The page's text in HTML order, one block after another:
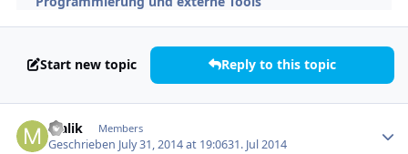
Start new topic Reply to this topic
Malik Members
Geschrieben July 31, 2014 at 19:0631. Jul 2014